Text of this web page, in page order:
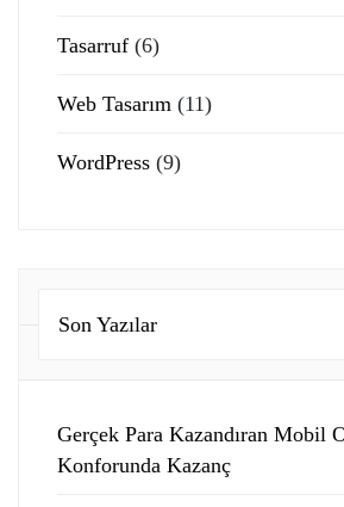
Tasarruf (6)
Web Tasarım (11)
WordPress (9)
Son Yazılar
Gerçek Para Kazandıran Mobil
Konforunda Kazanç